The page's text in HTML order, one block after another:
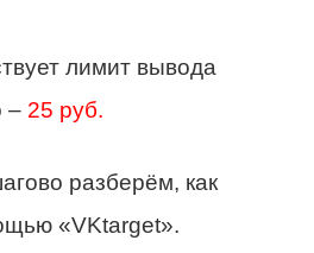
лимит вывода
– 25 руб.
разберём, как
«VKtarget».